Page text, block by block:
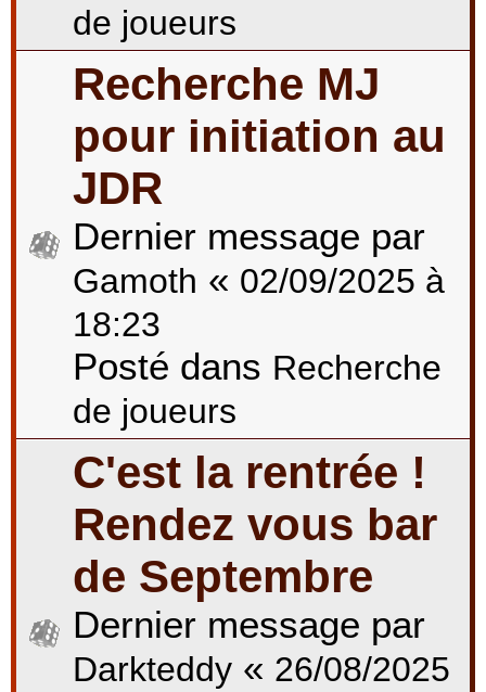
de joueurs
Recherche MJ
pour initiation au
JDR
Dernier message par
Gamoth « 02/09/2025 à
18:23
Posté dans Recherche
de joueurs
C'est la rentrée !
Rendez vous bar
de Septembre
Dernier message par
Darkteddy « 26/08/2025